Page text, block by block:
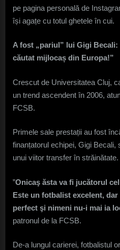
pe pagina personală de
își agațe cu totul ghetele în cui.
A fost „pariul” lui Gigi Becali:
căutat mijlocaș din Europa!”
Crescut de Universitatea Cluj,
un trend ascendent în 2006,
FCSB.
Primele sale prestații au fost
finanțatorul echipei, Gigi
unui viitor transfer în străinătate.
”Onicaş ăsta va fi jucătorul
Este un fotbalist excelent, dar
perfect şi nimeni nu-i mai ia
patronul de la FCSB.
De-a lungul carierei, fotbalistul